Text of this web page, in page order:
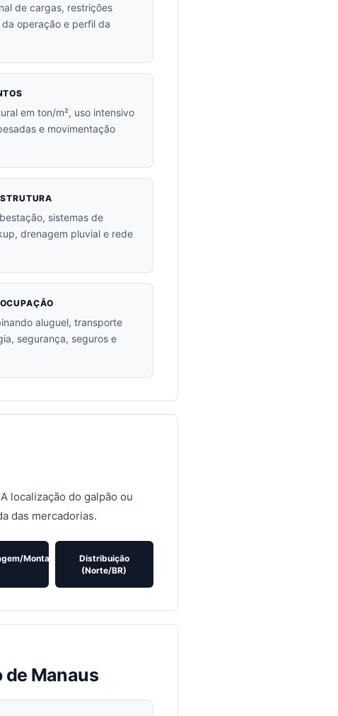
de cargas, restrições
operação e perfil da
em ton/m², uso intensivo
e movimentação
sistemas de
drenagem pluvial e rede
aluguel, transporte
segurança, seguros e
localização do galpão ou
das mercadorias.
Montagem
Distribuição
(Norte/BR)
de Manaus